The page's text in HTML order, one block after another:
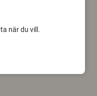
länge trodde var en
som mycket ovanligt i
när du vill.